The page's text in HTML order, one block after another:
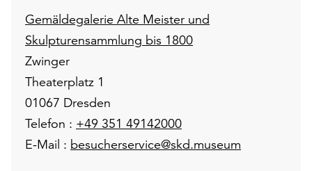
Gemäldegalerie Alte Meister und
Skulpturensammlung bis 1800
Zwinger
Theaterplatz 1
01067 Dresden
Telefon : +49 351 49142000
E-Mail : besucherservice@skd.museum